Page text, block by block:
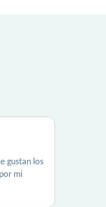
gustan los
mi